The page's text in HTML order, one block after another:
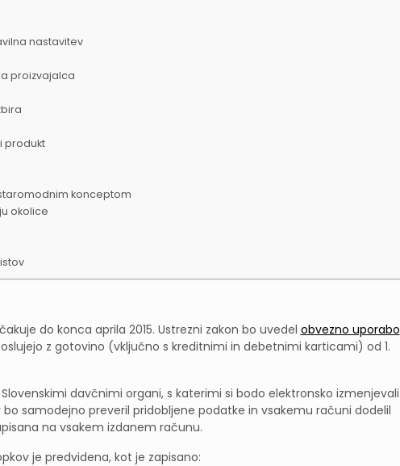
nastavitev
proizvajalca
produkt
konceptom
okolice
do konca aprila 2015. Ustrezni zakon bo uvedel obvezno uporabo
z gotovino (vključno s kreditnimi in debetnimi karticami) od 1.
davčnimi organi, s katerimi si bodo elektronsko izmenjevali
samodejno preveril pridobljene podatke in vsakemu računi dodelil
na vsakem izdanem računu.
je predvidena, kot je zapisano: